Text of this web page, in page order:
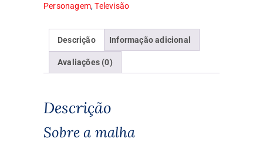
Hank
Personagem,Televisão
Descrição Informação adicional
Avaliações (0)
Descrição
Sobre a malha